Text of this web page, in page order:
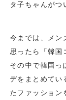
タ子ちゃんがつ
今までは、メン
思ったら「韓国
その中で韓国っ
デをまとめてい
たファッション